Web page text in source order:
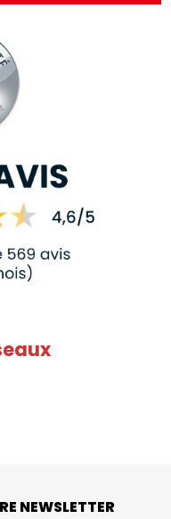
NEWSLETTER